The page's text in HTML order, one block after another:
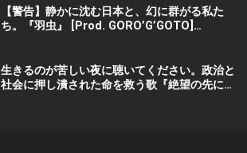
【警告】静かに沈む日本と、幻に群がる私た
ち。『羽虫』 [Prod. GORO’G’GOTO]
生きるのが苦しい夜に聴いてください。政治と
社会に押し潰された命を救う歌『絶望の先に』